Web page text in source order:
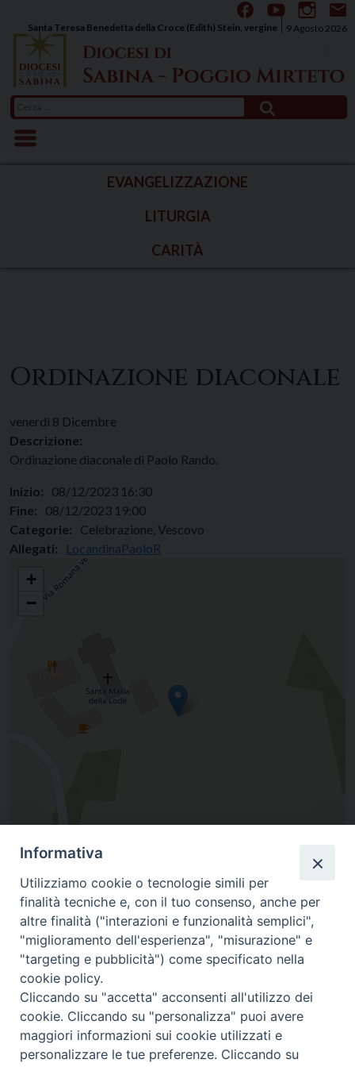
content
9 Agosto 2026
Santa Teresa Benedetta della Croce (Edith) Stein, vergine
per:
EVANGELIZZAZIONE
LITURGIA
CARITÀ
Ordinazione diaconale
venerdì 8 Dicembre
Descrizione:
Ordinazione diaconale di Paolo Rando.
Inizio:
08/12/2023 16:30
Fine:
08/12/2023 19:00
Categorie:
Celebrazione, Vescovo
Allegati:
LocandinaPaoloR
+
−
contributors
Informativa
Utilizziamo cookie o tecnologie simili per
finalità tecniche e, con il tuo consenso, anche per
altre finalità ("interazioni e funzionalità semplici",
"miglioramento dell'esperienza", "misurazione" e
"targeting e pubblicità") come specificato nella
cookie policy.
Cliccando su "accetta" acconsenti all'utilizzo dei
cookie. Cliccando su "personalizza" puoi avere
maggiori informazioni sui cookie utilizzati e
personalizzare le tue preferenze. Cliccando su